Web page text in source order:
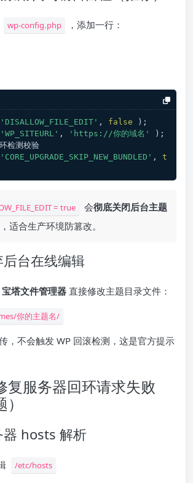
wp-config.php ，添加一行：
'DISALLOW_FILE_EDIT' , false );
'WP_SITEURL' , 'https://你的域名'
);
检测校验
'CORE_UPGRADE_SKIP_NEW_BUNDLED' , t
= true 会彻底关闭后台主题
，适合生产环境防篡改。
台在线编辑
宝塔文件管理器 直接修改主题目录文件：
你的主题名/
，不会触发 WP 回滚检测，这是官方提示
复服务器回环请求失败
器 hosts 解析
/etc/hosts